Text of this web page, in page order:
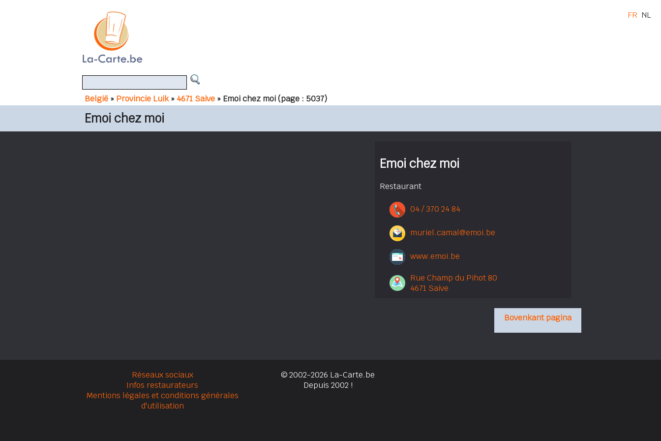
België » Provincie Luik»4671 Saive » Emoi chez moi(page : 5037)
FR NL
Emoi chez moi
Emoi chez moi
Restaurant
04 / 370 24 84
muriel.camal@emoi.be
www.emoi.be
Rue Champ du Pihot 80
4671 Saive
Bovenkant pagina
Réseaux sociaux
Infos restaurateurs
Mentions légales et conditions générales
d'utilisation
© 2002-2026 La-Carte.be
Depuis 2002 !